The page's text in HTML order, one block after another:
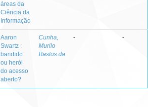
áreas da
Ciência da
Informação
Aaron
Swartz :
bandido
ou herói
do acesso
aberto?
Cunha,
Murilo
Bastos da
- -